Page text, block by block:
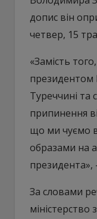
допис він
четвер, 15
«Замість
Туреччині та
припинення
що ми чуємо
образами на
За словами
міністерство